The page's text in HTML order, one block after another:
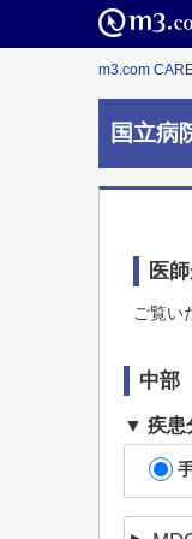
m3.com
国立病
医
ご覧い
中部
疾患